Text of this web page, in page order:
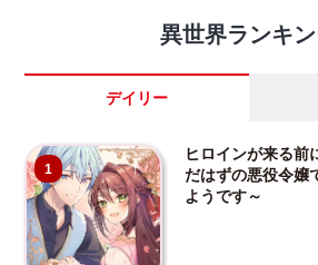
異世界ランキ
デイリー
1
ヒロインが来る前
だはずの悪役令嬢
ようです～